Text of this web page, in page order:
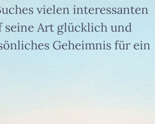
vielen interessanten
seine Art glücklich und
Geheimnis für ein